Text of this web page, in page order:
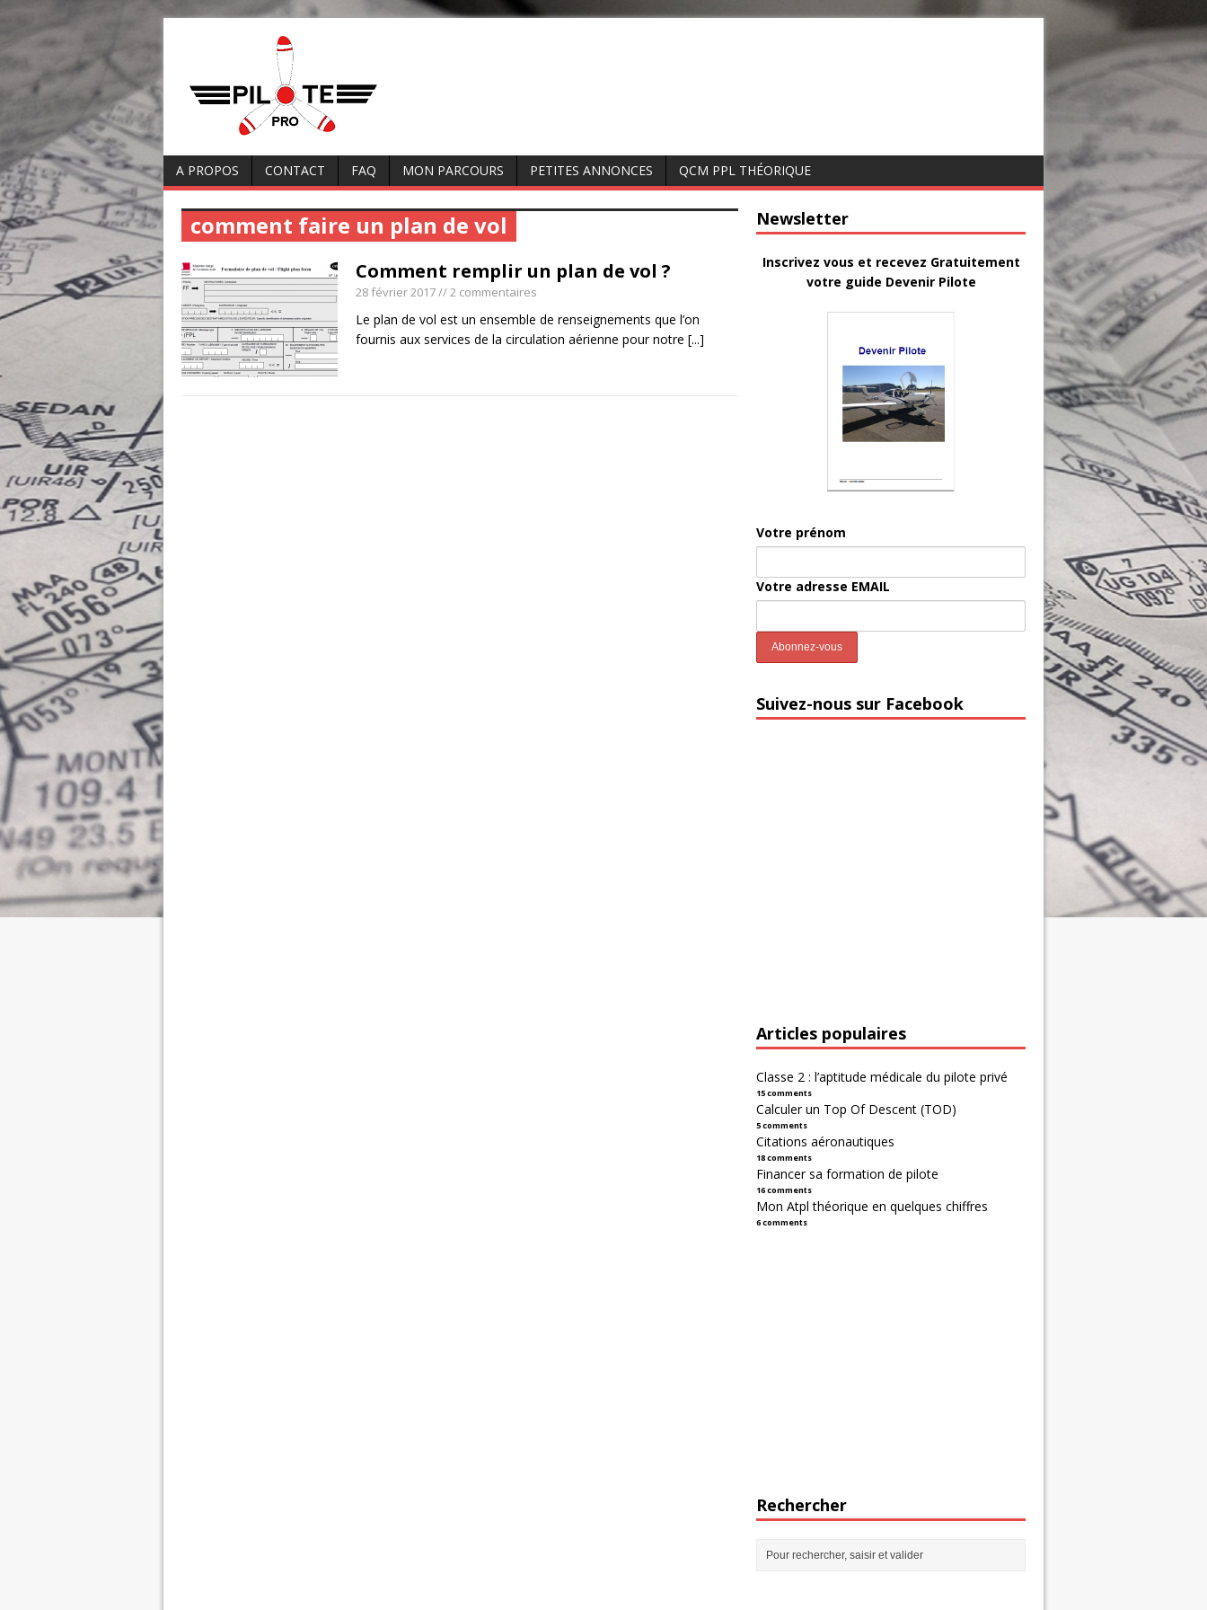
A PROPOS CONTACT FAQ MON PARCOURS PETITES ANNONCES QCM PPL THÉORIQUE
comment faire un plan de vol
Comment remplir un plan de vol ?
28 février 2017// 2 commentaires
Le plan de vol est un ensemble de renseignements que l’on
fournis aux services de la circulation aérienne pour notre [...]
Newsletter
Inscrivez vous et recevez Gratuitement
votre guide Devenir Pilote
Votre prénom
Votre adresse EMAIL
Suivez-nous sur Facebook
Articles populaires
Classe 2 : l’aptitude médicale du pilote privé
15 comments
Calculer un Top Of Descent (TOD)
5 comments
Citations aéronautiques
18 comments
Financer sa formation de pilote
16 comments
Mon Atpl théorique en quelques chiffres
6 comments
Rechercher